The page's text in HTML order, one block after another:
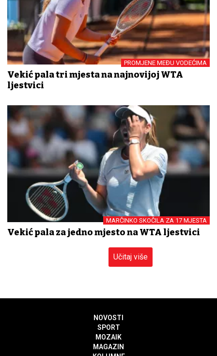
PROMJENE MEĐU VODEĆIMA
Vekić pala tri mjesta na najnovijoj WTA
ljestvici
MARČINKO SKOČILA ZA 17 MJESTA
Vekić pala za jedno mjesto na WTA ljestvici
Učitaj više
NOVOSTI
SPORT
MOZAIK
MAGAZIN